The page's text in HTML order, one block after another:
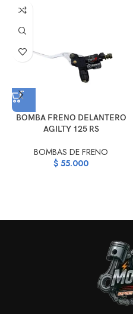
BOMBA FRENO DELANTERO
AGILTY 125 RS
BOMBAS DE FRENO
$ 55.000